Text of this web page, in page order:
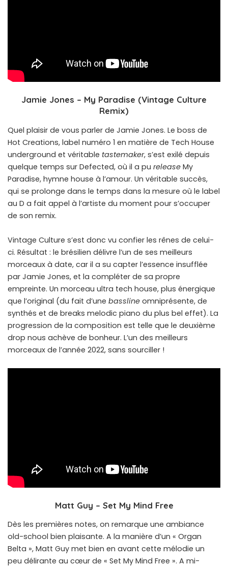
Jamie Jones – My Paradise (Vintage Culture
Remix)
Quel plaisir de vous parler de Jamie Jones. Le boss de
Hot Creations, label numéro 1 en matière de Tech House
underground et véritable tastemaker, s’est exilé depuis
quelque temps sur Defected, où il a pu release My
Paradise, hymne house à l’amour. Un véritable succès,
qui se prolonge dans le temps dans la mesure où le label
au D a fait appel à l’artiste du moment pour s’occuper
de son remix.
Vintage Culture s’est donc vu confier les rênes de celui-
ci. Résultat : le brésilien délivre l’un de ses meilleurs
morceaux à date, car il a su capter l’essence insufflée
par Jamie Jones, et la compléter de sa propre
empreinte. Un morceau ultra tech house, plus énergique
que l’original (du fait d’une bassline omniprésente, de
synthés et de breaks melodic piano du plus bel effet). La
progression de la composition est telle que le deuxième
drop nous achève de bonheur. L’un des meilleurs
morceaux de l’année 2022, sans sourciller !
Matt Guy – Set My Mind Free
Dès les premières notes, on remarque une ambiance
old-school bien plaisante. A la manière d’un « Organ
Belta », Matt Guy met bien en avant cette mélodie un
peu délirante au cœur de « Set My Mind Free ». A mi-